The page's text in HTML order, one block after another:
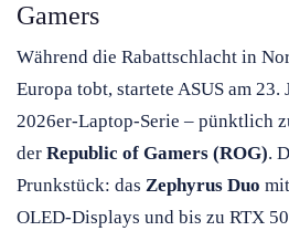
Gamers
Während die Rabattschlacht in
Europa tobt, startete ASUS am 23.
2026er-Laptop-Serie – pünktlich
der Republic of Gamers (ROG).
Prunkstück: das Zephyrus Duo
OLED-Displays und bis zu RTX